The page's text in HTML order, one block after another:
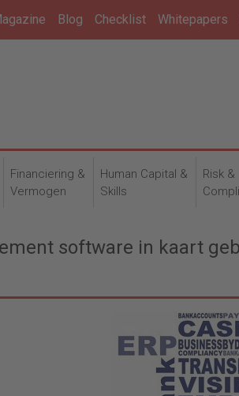
Blog Checklist Whitepapers
Financiering &
Vermogen
Human Capital &
Skills
Risk &
software in kaart